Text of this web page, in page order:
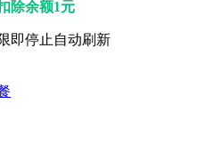
除余额1元
即停止自动刷新